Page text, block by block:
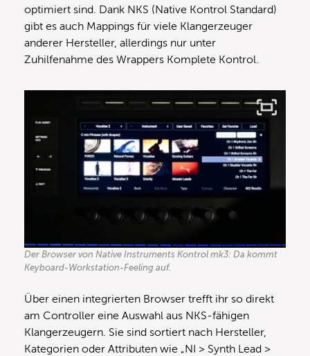
optimiert sind. Dank NKS (Native Kontrol Standard)
gibt es auch Mappings für viele Klangerzeuger
anderer Hersteller, allerdings nur unter
Zuhilfenahme des Wrappers Komplete Kontrol.
Der Browser von Native Instruments Kontrol mk3: Da kommt
Keyboard-Workstation-Feeling auf.
Über einen integrierten Browser trefft ihr so direkt
am Controller eine Auswahl aus NKS-fähigen
Klangerzeugern. Sie sind sortiert nach Hersteller,
Kategorien oder Attributen wie „NI > Synth Lead >